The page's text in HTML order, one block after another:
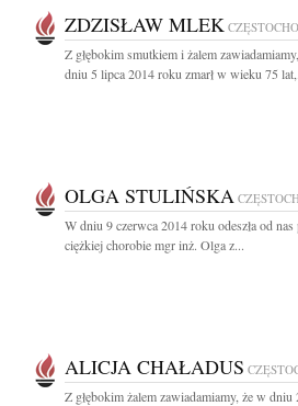
ZDZISŁAW MLEK
Z głębokim smutkiem i żalem
dniu 5 lipca 2014 roku zmarł w wieku 75
OLGA STULIŃSKA
W dniu 9 czerwca 2014 roku odeszła od nas
ciężkiej chorobie mgr inż. Olga z...
ALICJA CHAŁADUS
Z głębokim żalem zawiadamiamy, że w dniu